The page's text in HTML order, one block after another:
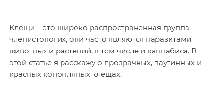
Клещи – это широко распространенная группа
членистоногих, они часто являются паразитами
животных и растений, в том числе и каннабиса. В
этой статье я расскажу о прозрачных, паутинных и
красных конопляных клещах.